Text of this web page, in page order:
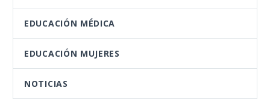
EDUCACIÓN MÉDICA
EDUCACIÓN MUJERES
NOTICIAS